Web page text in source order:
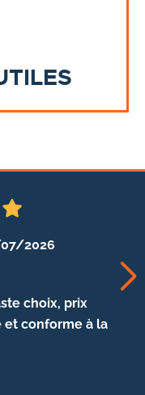
2026
emballage
était parfait